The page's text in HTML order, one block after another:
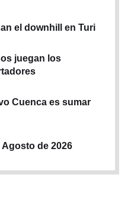
el downhill en Turi
juegan los
Cuenca es sumar
Agosto de 2026